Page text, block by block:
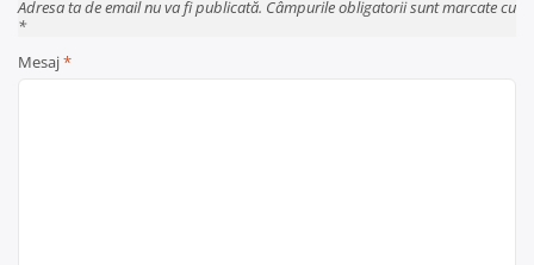
Adresa ta de email nu va fi publicată. Câmpurile obligatorii sunt marcate cu
*
Mesaj*